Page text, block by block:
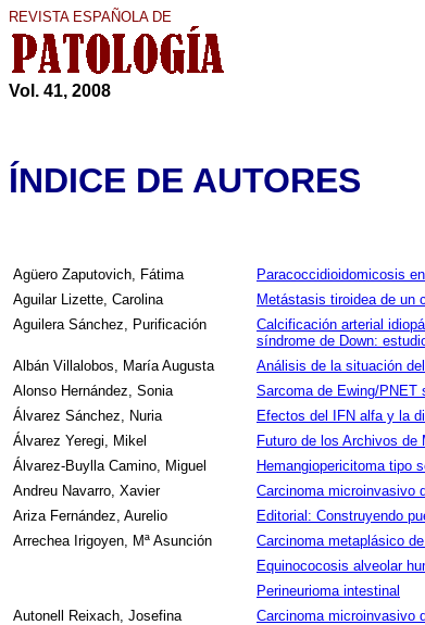
REVISTA ESPAÑOLA DE
Vol. 41, 2008
ÍNDICE DE AUTORES
Agüero Zaputovich, Fátima
Paracoccidioidomicosis
Aguilar Lizette, Carolina
Metástasis tiroidea de un
Aguilera Sánchez, Purificación
Calcificación arterial
síndrome de Down:
Albán Villalobos, María Augusta
Análisis de la situación
Alonso Hernández, Sonia
Sarcoma de Ewing/PNET
Álvarez Sánchez, Nuria
Efectos del IFN alfa y la
Álvarez Yeregi, Mikel
Futuro de los Archivos
Álvarez-Buylla Camino, Miguel
Hemangiopericitoma tipo
Andreu Navarro, Xavier
Carcinoma microinvasivo
Ariza Fernández, Aurelio
Editorial: Construyendo
Arrechea Irigoyen, Mª Asunción
Carcinoma metaplásico
Equinococosis alveolar
Perineurioma intestinal
Autonell Reixach, Josefina
Carcinoma microinvasivo